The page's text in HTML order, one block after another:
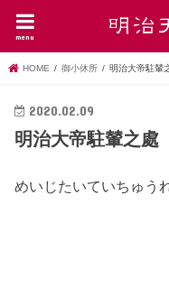
menu
HOME 御小休所 明治大帝駐輦
2020.02.09
明治大帝駐輦之處
めいじたいていちゅう